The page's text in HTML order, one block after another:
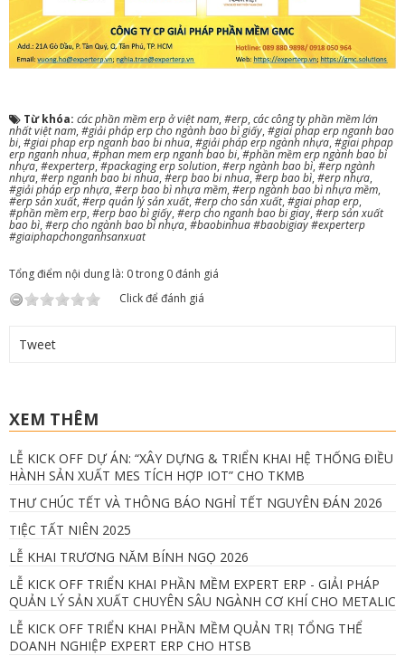
Từ khóa: các phần mềm erp ở việt nam, #erp, các công ty phần mềm lớn
nhất việt nam, #giải pháp erp cho ngành bao bì giấy, #giai phap erp nganh bao
bi, #giai phap erp nganh bao bi nhua, #giải pháp erp ngành nhựa,#giai phpap
erp nganh nhua,#phan mem erp nganh bao bi,#phần mềm erp ngành bao bì
nhựa,#experterp,#packaging erp solution, #erp ngành bao bì, #erp ngành
nhựa, #erp nganh bao bi nhua, #erp bao bi nhua, #erp bao bì, #erp nhựa,
#giải pháp erp nhựa, #erp bao bì nhựa mềm, #erp ngành bao bì nhựa mềm,
#erp sản xuất, #erp quản lý sản xuất, #erp cho sản xuất, #giai phap erp,
#phần mềm erp, #erp bao bì giấy, #erp cho nganh bao bi giay,#erp sản xuất
bao bì, #erp cho ngành bao bì nhựa, #baobinhua #baobigiay #experterp
#giaiphapchonganhsanxuat
Tổng điểm nội dung là: 0 trong 0 đánh giá
Click để đánh giá
Tweet
XEM THÊM
LỄ KICK OFF DỰ ÁN: “XÂY DỰNG & TRIỂN KHAI HỆ THỐNG ĐIỀU
HÀNH SẢN XUẤT MES TÍCH HỢP IOT” CHO TKMB
THƯ CHÚC TẾT VÀ THÔNG BÁO NGHỈ TẾT NGUYÊN ĐÁN 2026
TIỆC TẤT NIÊN 2025
LỄ KHAI TRƯƠNG NĂM BÍNH NGỌ 2026
LỄ KICK OFF TRIỂN KHAI PHẦN MỀM EXPERT ERP - GIẢI PHÁP
QUẢN LÝ SẢN XUẤT CHUYÊN SÂU NGÀNH CƠ KHÍ CHO METALIC
LỄ KICK OFF TRIỂN KHAI PHẦN MỀM QUẢN TRỊ TỔNG THỂ
DOANH NGHIỆP EXPERT ERP CHO HTSB